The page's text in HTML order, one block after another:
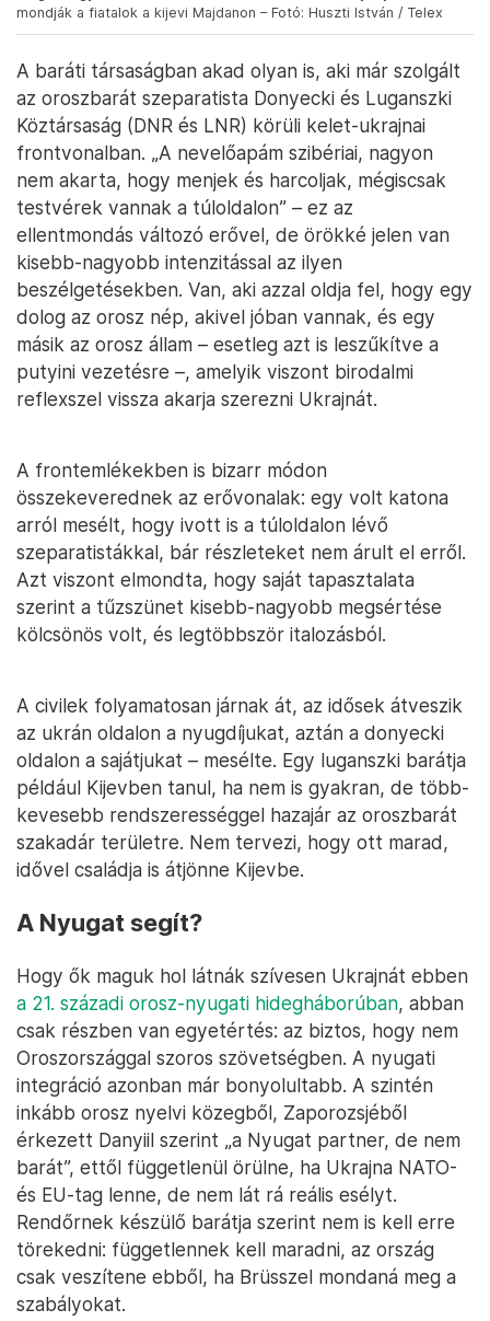
mondják a fiatalok a kijevi Majdanon – Fotó: Huszti István / Telex
A baráti társaságban akad olyan is, aki már szolgált
az oroszbarát szeparatista Donyecki és Luganszki
Köztársaság (DNR és LNR) körüli kelet-ukrajnai
frontvonalban. „A nevelőapám szibériai, nagyon
nem akarta, hogy menjek és harcoljak, mégiscsak
testvérek vannak a túloldalon” – ez az
ellentmondás változó erővel, de örökké jelen van
kisebb-nagyobb intenzitással az ilyen
beszélgetésekben. Van, aki azzal oldja fel, hogy egy
dolog az orosz nép, akivel jóban vannak, és egy
másik az orosz állam – esetleg azt is leszűkítve a
putyini vezetésre –, amelyik viszont birodalmi
reflexszel vissza akarja szerezni Ukrajnát.
A frontemlékekben is bizarr módon
összekeverednek az erővonalak: egy volt katona
arról mesélt, hogy ivott is a túloldalon lévő
szeparatistákkal, bár részleteket nem árult el erről.
Azt viszont elmondta, hogy saját tapasztalata
szerint a tűzszünet kisebb-nagyobb megsértése
kölcsönös volt, és legtöbbször italozásból.
A civilek folyamatosan járnak át, az idősek átveszik
az ukrán oldalon a nyugdíjukat, aztán a donyecki
oldalon a sajátjukat – mesélte. Egy luganszki barátja
például Kijevben tanul, ha nem is gyakran, de több-
kevesebb rendszerességgel hazajár az oroszbarát
szakadár területre. Nem tervezi, hogy ott marad,
idővel családja is átjönne Kijevbe.
A Nyugat segít?
Hogy ők maguk hol látnák szívesen Ukrajnát ebben
a 21. századi orosz-nyugati hidegháborúban, abban
csak részben van egyetértés: az biztos, hogy nem
Oroszországgal szoros szövetségben. A nyugati
integráció azonban már bonyolultabb. A szintén
inkább orosz nyelvi közegből, Zaporozsjéből
érkezett Danyiil szerint „a Nyugat partner, de nem
barát”, ettől függetlenül örülne, ha Ukrajna NATO-
és EU-tag lenne, de nem lát rá reális esélyt.
Rendőrnek készülő barátja szerint nem is kell erre
törekedni: függetlennek kell maradni, az ország
csak veszítene ebből, ha Brüsszel mondaná meg a
szabályokat.